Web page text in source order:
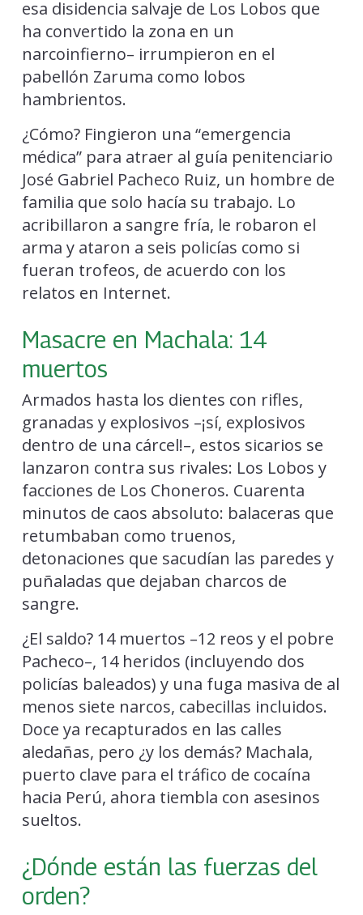
esa disidencia salvaje de Los Lobos que
ha convertido la zona en un
narcoinfierno– irrumpieron en el
pabellón Zaruma como lobos
hambrientos.
¿Cómo? Fingieron una “emergencia
médica” para atraer al guía penitenciario
José Gabriel Pacheco Ruiz, un hombre de
familia que solo hacía su trabajo. Lo
acribillaron a sangre fría, le robaron el
arma y ataron a seis policías como si
fueran trofeos, de acuerdo con los
relatos en Internet.
Masacre en Machala: 14
muertos
Armados hasta los dientes con rifles,
granadas y explosivos –¡sí, explosivos
dentro de una cárcel!–, estos sicarios se
lanzaron contra sus rivales: Los Lobos y
facciones de Los Choneros. Cuarenta
minutos de caos absoluto: balaceras que
retumbaban como truenos,
detonaciones que sacudían las paredes y
puñaladas que dejaban charcos de
sangre.
¿El saldo? 14 muertos –12 reos y el pobre
Pacheco–, 14 heridos (incluyendo dos
policías baleados) y una fuga masiva de al
menos siete narcos, cabecillas incluidos.
Doce ya recapturados en las calles
aledañas, pero ¿y los demás? Machala,
puerto clave para el tráfico de cocaína
hacia Perú, ahora tiembla con asesinos
sueltos.
¿Dónde están las fuerzas del
orden?